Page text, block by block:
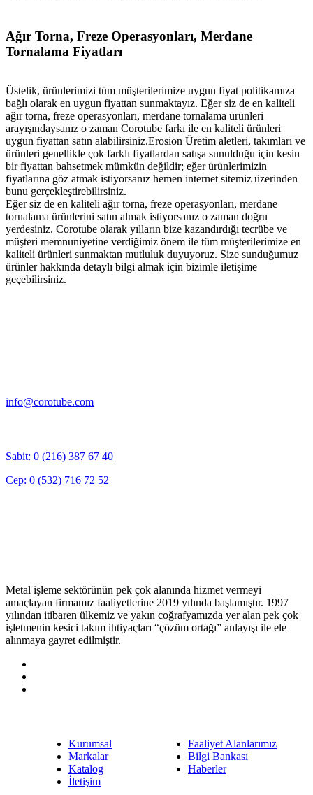
Ağır Torna, Freze Operasyonları, Merdane
Tornalama Fiyatları
Üstelik, ürünlerimizi tüm müşterilerimize uygun fiyat politikamıza
bağlı olarak en uygun fiyattan sunmaktayız. Eğer siz de en kaliteli
ağır torna, freze operasyonları, merdane tornalama ürünleri
arayışındaysanız o zaman Corotube farkı ile en kaliteli ürünleri
uygun fiyattan satın alabilirsiniz.Erosion Üretim aletleri, takımları ve
ürünleri genellikle çok farklı fiyatlardan satışa sunulduğu için kesin
bir fiyattan bahsetmek mümkün değildir; eğer ürünlerimizin
fiyatlarına göz atmak istiyorsanız hemen internet sitemiz üzerinden
bunu gerçekleştirebilirsiniz.
Eğer siz de en kaliteli ağır torna, freze operasyonları, merdane
tornalama ürünlerini satın almak istiyorsanız o zaman doğru
yerdesiniz. Corotube olarak yılların bize kazandırdığı tecrübe ve
müşteri memnuniyetine verdiğimiz önem ile tüm müşterilerimize en
kaliteli ürünleri sunmaktan mutluluk duyuyoruz. Size sunduğumuz
ürünler hakkında detaylı bilgi almak için bizimle iletişime
geçebilirsiniz.
info@corotube.com
Sabit: 0 (216) 387 67 40
Cep: 0 (532) 716 72 52
Metal işleme sektörünün pek çok alanında hizmet vermeyi
amaçlayan firmamız faaliyetlerine 2019 yılında başlamıştır. 1997
yılından itibaren ülkemiz ve yakın coğrafyamızda yer alan pek çok
işletmenin kesici takım ihtiyaçları “çözüm ortağı” anlayışı ile ele
alınmaya gayret edilmiştir.
Kurumsal
Faaliyet Alanlarımız
Markalar
Bilgi Bankası
Katalog
Haberler
İletişim